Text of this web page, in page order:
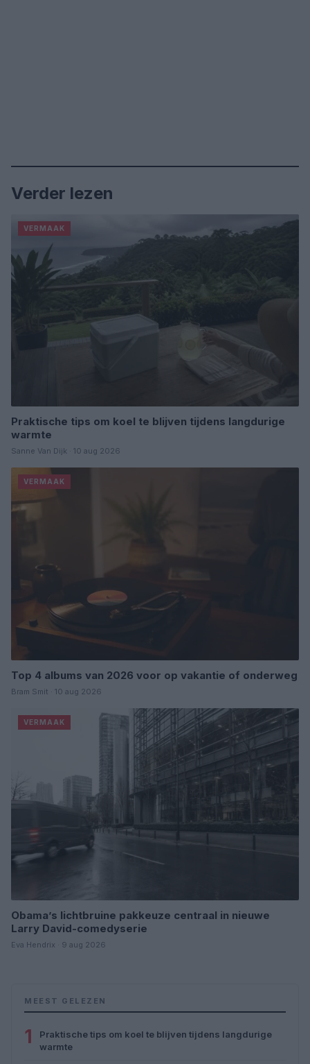
Verder lezen
VERMAAK
Praktische tips om koel te blijven tijdens langdurige
warmte
Sanne Van Dijk · 10 aug 2026
VERMAAK
Top 4 albums van 2026 voor op vakantie of onderweg
Bram Smit · 10 aug 2026
VERMAAK
Obama’s lichtbruine pakkeuze centraal in nieuwe
Larry David-comedyserie
Eva Hendrix · 9 aug 2026
MEEST GELEZEN
1
Praktische tips om koel te blijven tijdens langdurige
warmte